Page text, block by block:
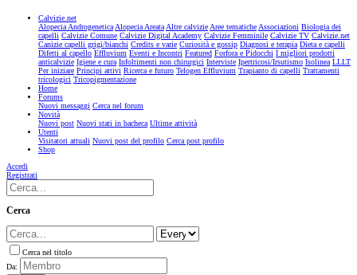
Calvizie.net
Alopecia AndrogeneticaAlopecia AreataAltre calvizieAree tematicheAssociazioni Biologia dei
capelli Calvizie Comune Calvizie Digital Academy Calvizie Femminile Calvizie TV Calvizie.net
Canizie capelli grigi/bianchi Credits e varie Curiosità e gossip Diagnosi e terapia Dieta e capelli
Difetti al capello Effluvium Eventi e Incontri Featured Forfora e Pidocchi I migliori prodotti
anticalvizie Igiene e cura Infoltimenti non chirurgici Interviste Ipertricosi/Irsutismo Isolinea LLLT
Per iniziare Principi attivi Ricerca e futuro Telogen Effluvium Trapianto di capelli Trattamenti
tricologici Tricopigmentazione
Home
Forums
Nuovi messaggi Cerca nel forum
Novità
Nuovi post Nuovi stati in bacheca Ultime attività
Utenti
Visitatori attuali Nuovi post del profilo Cerca post profilo
Shop
Accedi
Registrati
Cerca
Cerca nel titolo
Da: